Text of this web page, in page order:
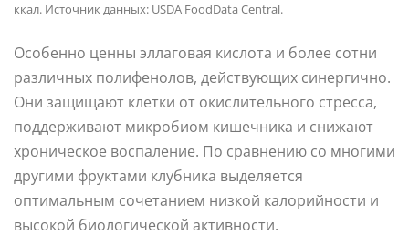
ккал. Источник данных: USDA FoodData Central.
Особенно ценны эллаговая кислота и более сотни
различных полифенолов, действующих синергично.
Они защищают клетки от окислительного стресса,
поддерживают микробиом кишечника и снижают
хроническое воспаление. По сравнению со многими
другими фруктами клубника выделяется
оптимальным сочетанием низкой калорийности и
высокой биологической активности.